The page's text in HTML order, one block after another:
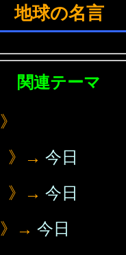
地球の名言
関連テーマ
》
》→ 今日
》→ 今日
》→ 今日